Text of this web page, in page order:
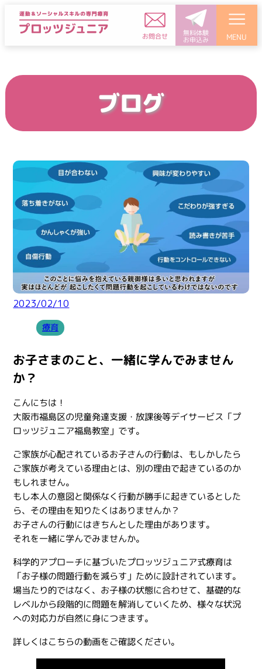
お問合せ 無料体験
お申込み MENU
ブログ
2023/02/10
療育
お子さまのこと、一緒に学んでみません
か？
こんにちは！
大阪市福島区の児童発達支援・放課後等デイサービス「プ
ロッツジュニア福島教室」です。
ご家族が心配されているお子さんの行動は、もしかしたら
ご家族が考えている理由とは、別の理由で起きているのか
もしれません。
もし本人の意図と関係なく行動が勝手に起きているとした
ら、その理由を知りたくはありませんか？
お子さんの行動にはきちんとした理由があります。
それを一緒に学んでみませんか。
科学的アプローチに基づいたプロッツジュニア式療育は
「お子様の問題行動を減らす」ために設計されています。
場当たり的ではなく、お子様の状態に合わせて、基礎的な
レベルから段階的に問題を解消していくため、様々な状況
への対応力が自然に身につきます。
詳しくはこちらの動画をご確認ください。